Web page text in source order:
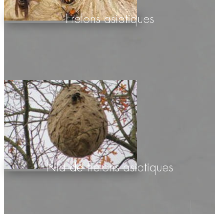
Frelons asiatiques
Nid de frelons asiatiques